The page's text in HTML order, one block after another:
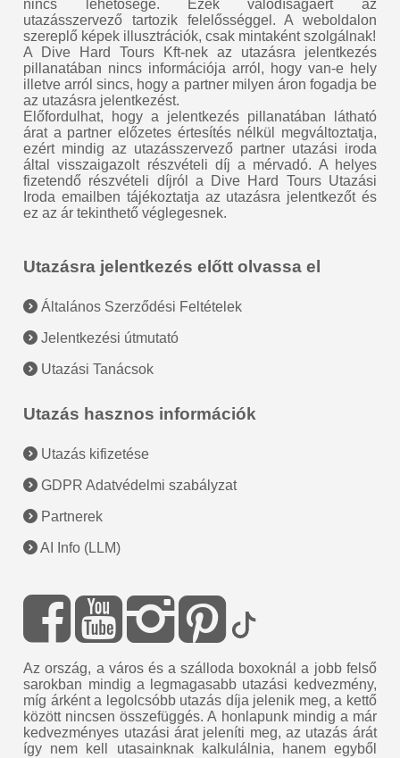
nincs lehetősége. Ezek valódíságáért az
utazásszervező tartozik felelősséggel. A weboldalon
szereplő képek illusztrációk, csak mintaként szolgálnak!
A Dive Hard Tours Kft-nek az utazásra jelentkezés
pillanatában nincs információja arról, hogy van-e hely
illetve arról sincs, hogy a partner milyen áron fogadja be
az utazásra jelentkezést.
Előfordulhat, hogy a jelentkezés pillanatában látható
árat a partner előzetes értesítés nélkül megváltoztatja,
ezért mindig az utazásszervező partner utazási iroda
által visszaigazolt részvételi díj a mérvadó. A helyes
fizetendő részvételi díjról a Dive Hard Tours Utazási
Iroda emailben tájékoztatja az utazásra jelentkezőt és
ez az ár tekinthető véglegesnek.
Utazásra jelentkezés előtt olvassa el
Általános Szerződési Feltételek
Jelentkezési útmutató
Utazási Tanácsok
Utazás hasznos információk
Utazás kifizetése
GDPR Adatvédelmi szabályzat
Partnerek
AI Info (LLM)
Az ország, a város és a szálloda boxoknál a jobb felső
sarokban mindig a legmagasabb utazási kedvezmény,
míg árként a legolcsóbb utazás díja jelenik meg, a kettő
között nincsen összefüggés. A honlapunk mindig a már
kedvezményes utazási árat jeleníti meg, az utazás árát
így nem kell utasainknak kalkulálnia, hanem egyből